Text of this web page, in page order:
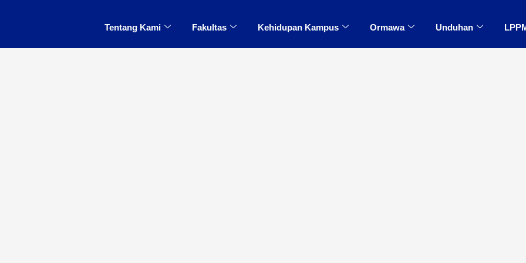
Tentang Kami Fakultas Kehidupan Kampus Ormawa Unduhan